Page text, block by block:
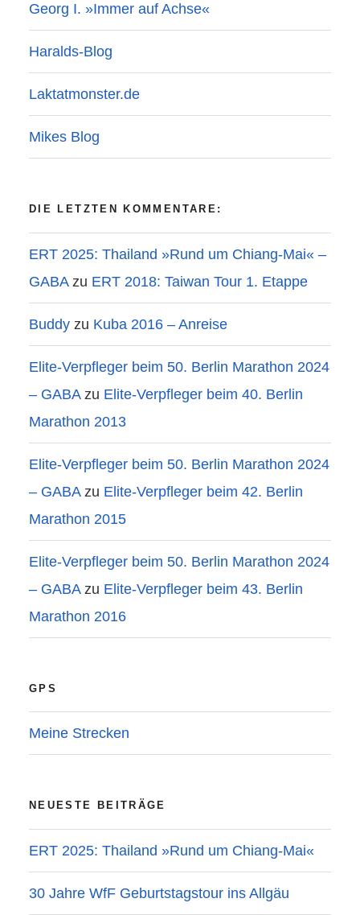
Georg I. »Immer auf Achse«
Haralds-Blog
Laktatmonster.de
Mikes Blog
DIE LETZTEN KOMMENTARE:
ERT 2025: Thailand »Rund um Chiang-Mai« –
GABAzu ERT 2018: Taiwan Tour 1. Etappe
Buddy zu Kuba 2016 – Anreise
Elite-Verpfleger beim 50. Berlin Marathon 2024
– GABAzu Elite-Verpfleger beim 40. Berlin
Marathon 2013
Elite-Verpfleger beim 50. Berlin Marathon 2024
– GABAzu Elite-Verpfleger beim 42. Berlin
Marathon 2015
Elite-Verpfleger beim 50. Berlin Marathon 2024
– GABAzu Elite-Verpfleger beim 43. Berlin
Marathon 2016
GPS
Meine Strecken
NEUESTE BEITRÄGE
ERT 2025: Thailand »Rund um Chiang-Mai«
30 Jahre WfF Geburtstagstour ins Allgäu